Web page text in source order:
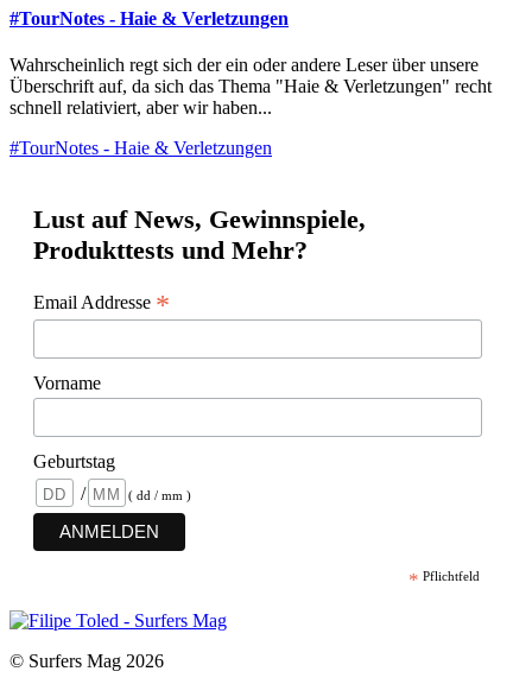
#TourNotes - Haie & Verletzungen
Wahrscheinlich regt sich der ein oder andere Leser über unsere
Überschrift auf, da sich das Thema "Haie & Verletzungen" recht
schnell relativiert, aber wir haben...
#TourNotes - Haie & Verletzungen
Lust auf News, Gewinnspiele,
Produkttests und Mehr?
Email Addresse *
Vorname
Geburtstag
/
( dd / mm )
* Pflichtfeld
© Surfers Mag 2026